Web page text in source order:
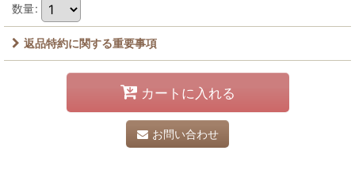
数量:
返品特約に関する重要事項
カートに入れる
お問い合わせ